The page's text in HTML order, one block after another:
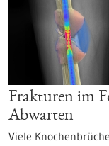
Frakturen im
Abwarten
Viele